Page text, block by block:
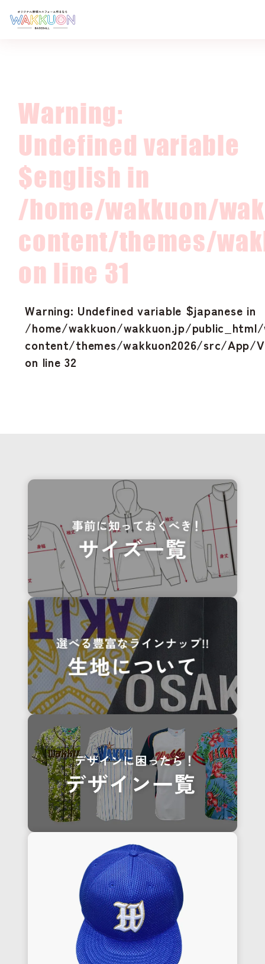
価格
サイズ
ご注文の流れ
制作実績
お客様の声
デザイン一覧
お問い合わせ
Warning:
Undefined variable
$english in
/home/wakkuon/
content/themes/
on line 31
Warning: Undefined variable $japanese in
/home/wakkuon/wakkuon.jp/
content/themes/wakkuon2026/src/App/
on line32